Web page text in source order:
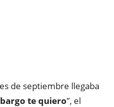
de septiembre llegaba
te quiero”, el